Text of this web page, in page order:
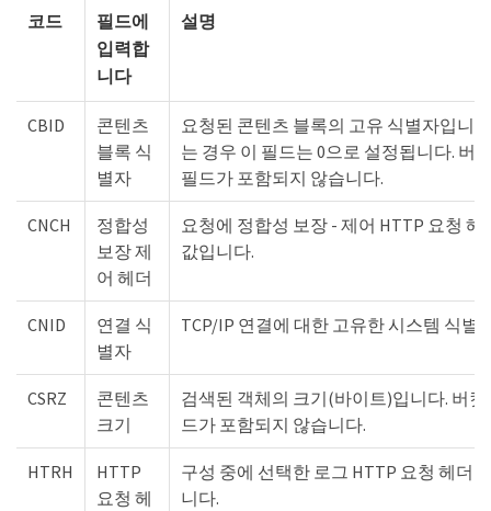
코드
필드에
입력합
니다
설명
CBID
콘텐츠
블록 식
별자
요청된 콘텐츠 블록의 고유 식별자입니
는 경우 이 필드는 0으로 설정됩니다. 버
필드가 포함되지 않습니다.
CNCH
정합성
보장 제
어 헤더
요청에 정합성 보장 - 제어 HTTP 요청
값입니다.
CNID
연결 식
별자
TCP/IP 연결에 대한 고유한 시스템 식별
CSRZ
콘텐츠
크기
검색된 객체의 크기(바이트)입니다. 버
드가 포함되지 않습니다.
HTRH
HTTP
요청 헤
구성 중에 선택한 로그 HTTP 요청 헤더
니다.